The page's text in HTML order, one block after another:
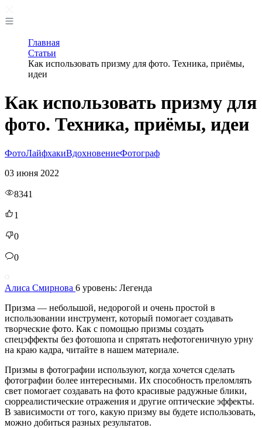
Главная
Статьи
Как использовать призму для фото. Техника, приёмы,
идеи
Как использовать призму для
фото. Техника, приёмы, идеи
ФотоЛайфхакиВдохновениеФотограф
03 июня 2022
8341
1
0
0
Алиса Смирнова 6 уровень: Легенда
Призма — небольшой, недорогой и очень простой в
использовании инструмент, который помогает создавать
творческие фото. Как с помощью призмы создать
спецэффекты без фотошопа и спрятать нефотогеничную урну
на краю кадра, читайте в нашем материале.
Призмы в фотографии используют, когда хочется сделать
фотографии более интересными. Их способность преломлять
свет помогает создавать на фото красивые радужные блики,
сюрреалистические отражения и другие оптические эффекты.
В зависимости от того, какую призму вы будете использовать,
можно добиться разных результатов.